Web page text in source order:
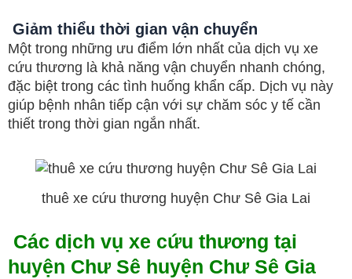
Giảm thiểu thời gian vận chuyển
Một trong những ưu điểm lớn nhất của dịch vụ xe
cứu thương là khả năng vận chuyển nhanh chóng,
đặc biệt trong các tình huống khẩn cấp. Dịch vụ này
giúp bệnh nhân tiếp cận với sự chăm sóc y tế cần
thiết trong thời gian ngắn nhất.
thuê xe cứu thương huyện Chư Sê Gia Lai
Các dịch vụ xe cứu thương tại
huyện Chư Sê huyện Chư Sê Gia